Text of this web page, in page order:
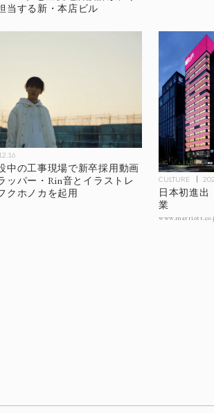
当する新・本店ビル
中の工事現場で新卒採用動画
ッパー・Rin音とイラストレ
クホノカを起用
CULTURE
日本初進出
業